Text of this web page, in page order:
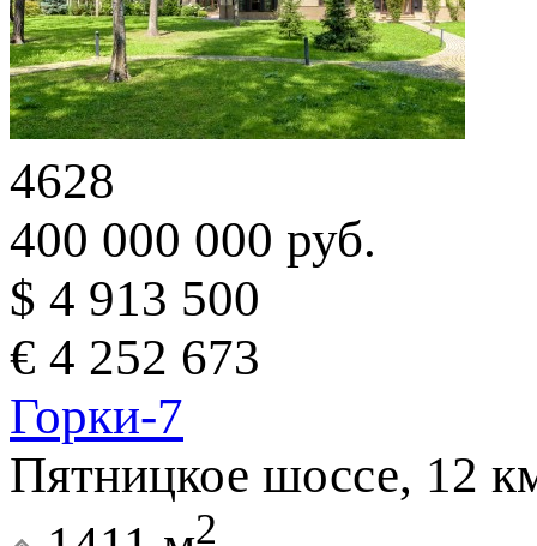
4628
400 000 000 руб.
$ 4 913 500
€ 4 252 673
Горки-7
Пятницкое шоссе, 12
2